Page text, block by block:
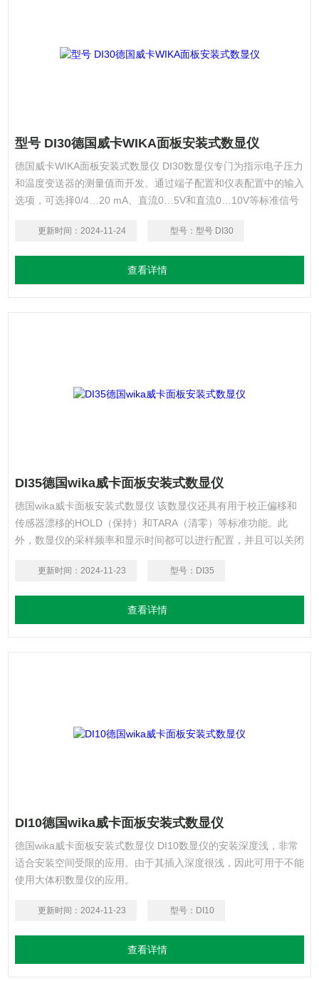
型号 DI30德国威卡WIKA面板安装式数显仪
德国威卡WIKA面板安装式数显仪 DI30数显仪专门为指示电子压力
和温度变送器的测量值而开发。通过端子配置和仪表配置中的输入
选项，可选择0/4…20 mA、直流0…5V和直流0…10V等标准信号
更新时间： 2024-11-24 型号： 型号 DI30
查看详情
DI35德国wika威卡面板安装式数显仪
德国wika威卡面板安装式数显仪 该数显仪还具有用于校正偏移和
传感器漂移的HOLD（保持）和TARA（清零）等标准功能。此
外，数显仪的采样频率和显示时间都可以进行配置，并且可以关闭
更新时间： 2024-11-23 型号： DI35
查看详情
DI10德国wika威卡面板安装式数显仪
德国wika威卡面板安装式数显仪 DI10数显仪的安装深度浅，非常
适合安装空间受限的应用。由于其插入深度很浅，因此可用于不能
使用大体积数显仪的应用。
更新时间： 2024-11-23 型号： DI10
查看详情